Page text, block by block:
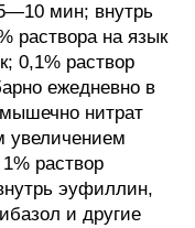
мин; внутрь
раствора на язык
0,1% раствор
ежедневно в
нитрат
увеличением
раствор
эуфиллин,
и другие